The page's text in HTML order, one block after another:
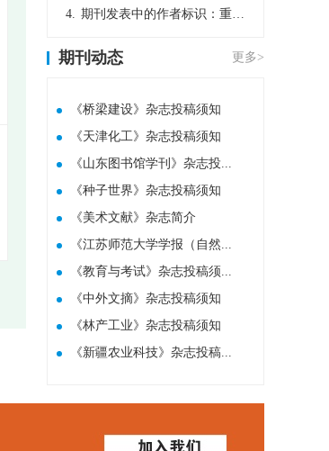
4. 期刊发表中的作者标识：重要性与实践
期刊动态 更多>
《桥梁建设》杂志投稿须知
《天津化工》杂志投稿须知
《山东图书馆学刊》杂志投...
《种子世界》杂志投稿须知
​《美术文献》杂志简介
《江苏师范大学学报（自然...
《教育与考试》杂志投稿须...
《中外文摘》杂志投稿须知
《林产工业》杂志投稿须知
《新疆农业科技》杂志投稿...